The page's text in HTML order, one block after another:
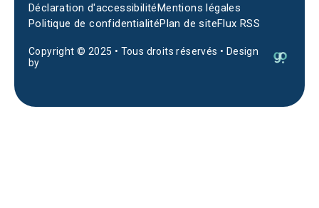
Copyright © 2025 • Tous droits réservés • Design
by
Déclaration d'accessibilitéMentions légales
Politique de confidentialitéPlan de siteFlux RSS